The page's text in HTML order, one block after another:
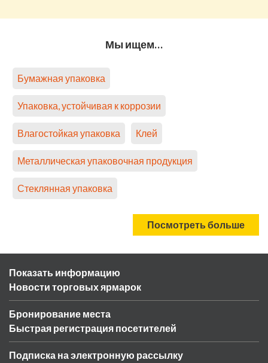
Мы ищем…
Бумажная упаковка
Упаковка, устойчивая к коррозии
Влагостойкая упаковка Клей
Металлическая упаковочная продукция
Стеклянная упаковка
Посмотреть больше
Показать информацию
Новости торговых ярмарок
Бронирование места
Быстрая регистрация посетителей
Подписка на электронную рассылку